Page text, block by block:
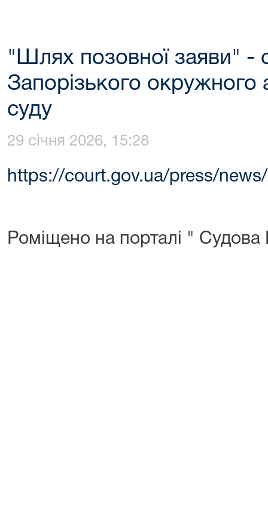
"Шлях позовної заяви" -
Запорізького окружного
суду
29 січня 2026, 15:28
https://court.gov.ua/press/
Роміщено на порталі "